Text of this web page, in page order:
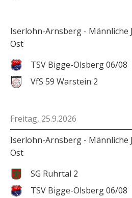
Iserlohn-Arnsberg - Männliche
Ost
TSV Bigge-Olsberg 06/08
VfS 59 Warstein 2
Freitag, 25.9.2026
Iserlohn-Arnsberg - Männliche
Ost
SG Ruhrtal 2
TSV Bigge-Olsberg 06/08